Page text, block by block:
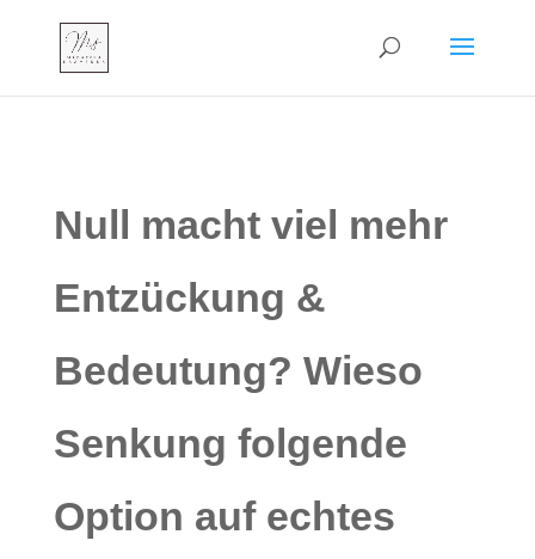
Null macht viel mehr
Entzückung &
Bedeutung? Wieso
Senkung folgende
Option auf echtes